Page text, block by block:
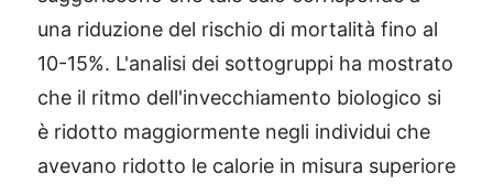
una riduzione del rischio di mortalità fino al
10-15%. L'analisi dei sottogruppi ha mostrato
che il ritmo dell'invecchiamento biologico si
è ridotto maggiormente negli individui che
avevano ridotto le calorie in misura superiore